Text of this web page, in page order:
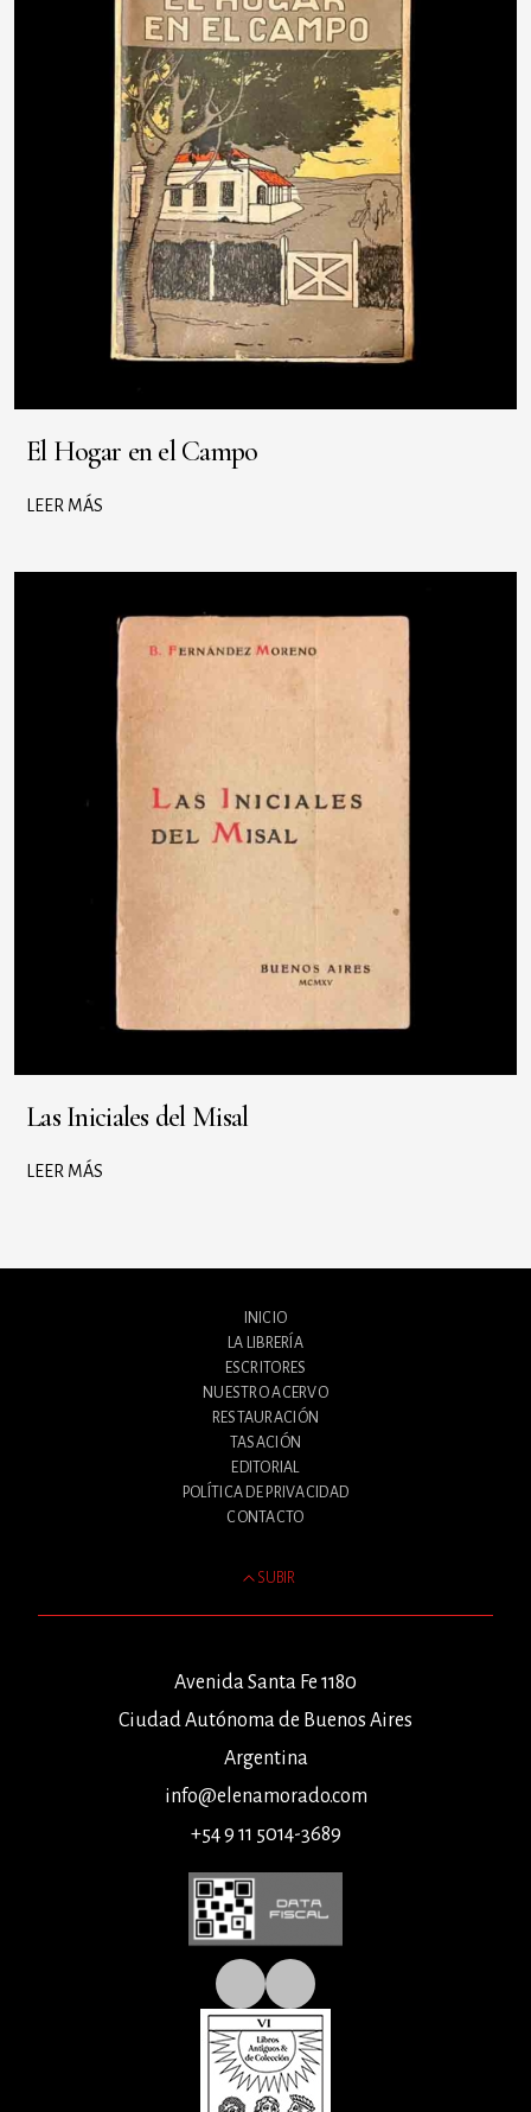
El Hogar en el Campo
LEER MÁS
Las Iniciales del Misal
LEER MÁS
INICIO
LA LIBRERÍA
ESCRITORES
NUESTRO ACERVO
RESTAURACIÓN
TASACIÓN
EDITORIAL
POLÍTICA DE PRIVACIDAD
CONTACTO
SUBIR
Avenida Santa Fe 1180
Ciudad Autónoma de Buenos Aires
Argentina
info@elenamorado.com
+54 9 11 5014-3689